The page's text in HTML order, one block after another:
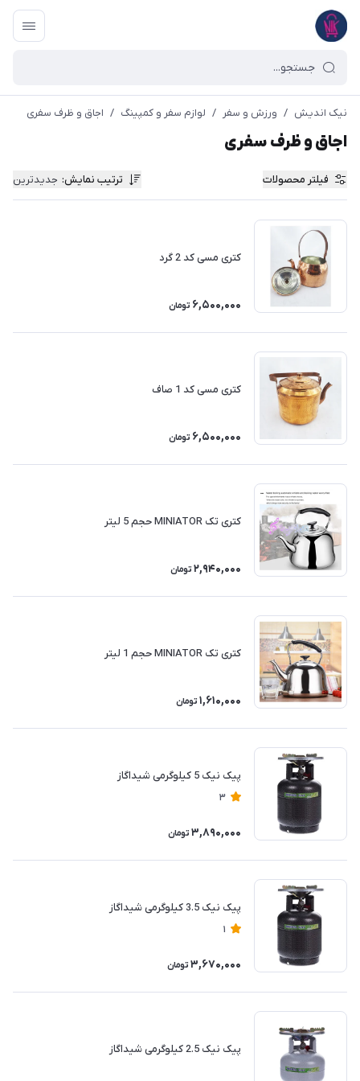
نیک اندیش / ورزش و سفر / لوازم سفر و کمپینگ / اجاق و ظرف سفری
اجاق و ظرف سفری
فیلتر محصولات ترتیب نمایش: جدیدترین
کتری مسی کد 2 گرد
6,500,000 تومان
کتری مسی کد 1 صاف
6,500,000 تومان
کتری تک MINIATOR حجم 5 لیتر
2,940,000 تومان
کتری تک MINIATOR حجم 1 لیتر
1,610,000 تومان
پیک نیک 5 کیلوگرمی شیداگاز
3
3,890,000 تومان
پیک نیک 3.5 کیلوگرمی شیداگاز
1
3,670,000 تومان
پیک نیک 2.5 کیلوگرمی شیداگاز